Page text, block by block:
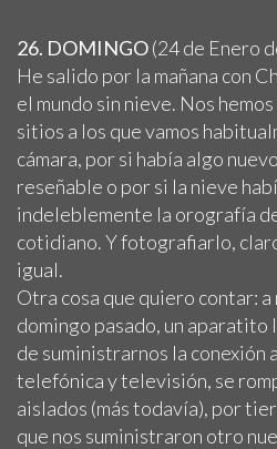
26. DOMINGO(24 de Enero
He salido por la mañana con
el mundo sin nieve. Nos
sitios a los que vamos
cámara, por si había algo
reseñable o por si la nieve
indeleblemente la orografía
cotidiano. Y fotografiarlo,
igual.
Otra cosa que quiero contar:
domingo pasado, un aparatito
de suministrarnos la conexión
telefónica y televisión, se
aislados (más todavía), por
que nos suministraron otro